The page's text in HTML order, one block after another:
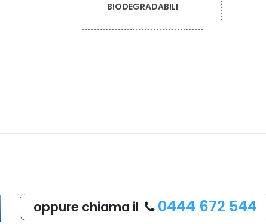
oppure chiama il 0444 672 544